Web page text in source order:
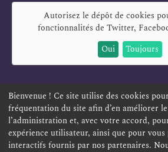
Autorisez le dépôt de cookies
fonctionnalités de Twitter,
Oui
Toujours
ESPACE PERSONNEL OFFRES
TÉLÉSERVICES PLAN DU SITE
ACCESSIBILITÉ POLITIQUE DE
Bienvenue ! Ce site utilise des cookies
fréquentation du site afin d’en améliorer
l’administration et, avec votre accord,
expérience utilisateur, ainsi que pour vous
interactifs fournis par nos partenaires.